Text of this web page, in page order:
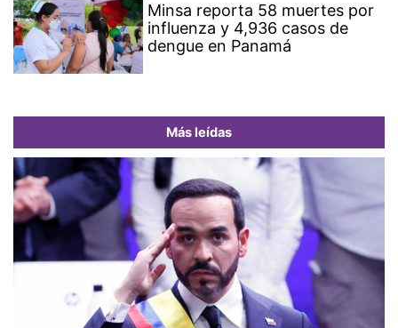
Minsa reporta 58 muertes por
influenza y 4,936 casos de
dengue en Panamá
Más leídas